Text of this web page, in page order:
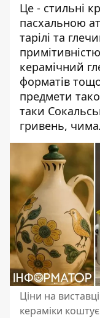
Це - стильні
пасхальною
тарілі та
керамічний
форматів
предмети
таки
гривень,
Ціни на
кераміки